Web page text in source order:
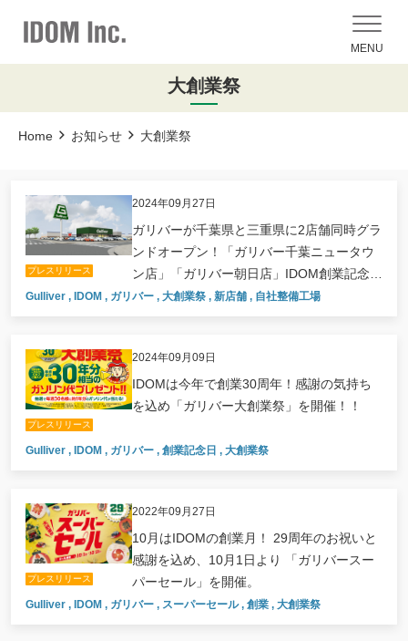
MENU
大創業祭
Home お知らせ 大創業祭
2024年09月27日
プレスリリース
ガリバーが千葉県と三重県に2店舗同時グラ
ンドオープン！「ガリバー千葉ニュータウ
ン店」「ガリバー朝日店」IDOM創業記念日
の2024年10月12日（土）より
Gulliver , IDOM , ガリバー , 大創業祭 , 新店舗 , 自社整備工場
2024年09月09日
プレスリリース
IDOMは今年で創業30周年！感謝の気持ち
を込め「ガリバー大創業祭」を開催！！
Gulliver , IDOM , ガリバー , 創業記念日 , 大創業祭
2022年09月27日
プレスリリース
10月はIDOMの創業月！ 29周年のお祝いと
感謝を込め、10月1日より 「ガリバースー
パーセール」を開催。
Gulliver , IDOM , ガリバー , スーパーセール, 創業 , 大創業祭